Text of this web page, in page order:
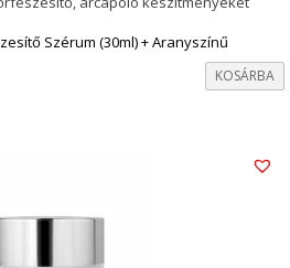
Szérum (30ml) + Aranyszínű
KOSÁRBA